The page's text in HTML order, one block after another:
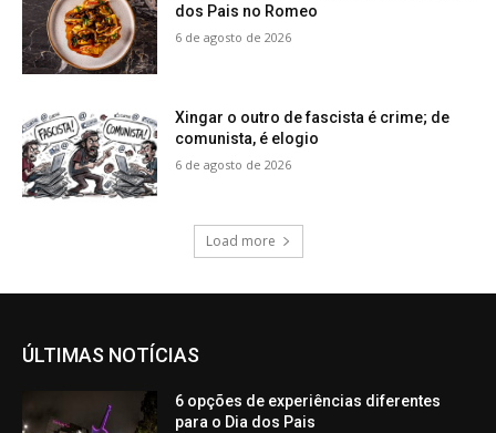
dos Pais no Romeo
6 de agosto de 2026
Xingar o outro de fascista é crime; de
comunista, é elogio
6 de agosto de 2026
Load more
ÚLTIMAS NOTÍCIAS
6 opções de experiências diferentes
para o Dia dos Pais